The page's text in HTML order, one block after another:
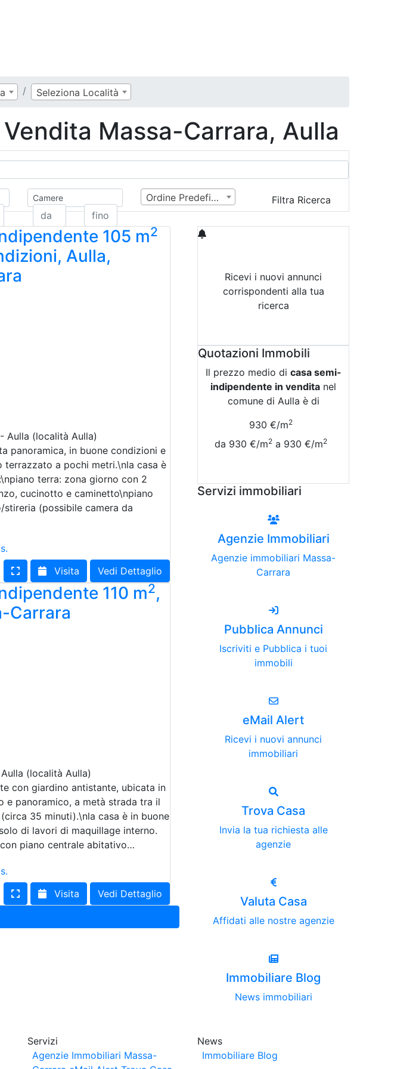
Seleziona Località
Massa-Carrara, Aulla
Vendita
Camere Ordine Predefinito Filtra Ricerca
105 m2
Aulla,
Aulla (località Aulla)
panoramica, in buone condizioni e
terrazzato a pochi metri.\nla casa è
terra: zona giorno con 2
cucinotto e caminetto\npiano
(possibile camera da
Visita
Vedi Dettaglio
110 m2,
Carrara
(località Aulla)
con giardino antistante, ubicata in
e panoramico, a metà strada tra il
35 minuti).\nla casa è in buone
di lavori di maquillage interno.
piano centrale abitativo…
Visita
Vedi Dettaglio
Ricevi i nuovi annunci
corrispondenti alla tua
ricerca
Quotazioni Immobili
Il prezzo medio di casa semi-
indipendente in vendita nel
comune di Aulla è di
930 €/m2
da 930 €/m2 a 930 €/m2
Servizi immobiliari
Agenzie Immobiliari
Agenzie immobiliari Massa-
Carrara
Pubblica Annunci
Iscriviti e Pubblica i tuoi
immobili
eMail Alert
Ricevi i nuovi annunci
immobiliari
Trova Casa
Invia la tua richiesta alle
agenzie
Valuta Casa
Affidati alle nostre agenzie
Immobiliare Blog
News immobiliari
Servizi
Agenzie Immobiliari Massa-
News
Immobiliare Blog